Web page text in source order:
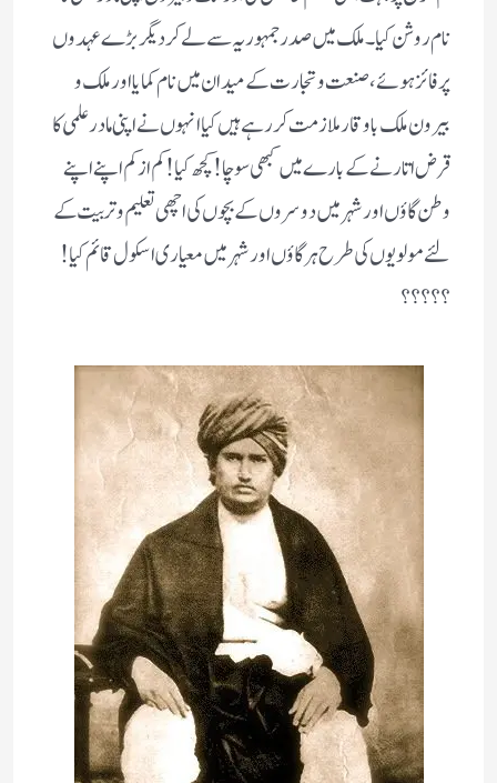
نام روشن کیا۔ ملک میں صدر جمہوریہ سے لے کر دیگر بڑے عہدوں
پر فائز ہوئے، صنعت و تجارت کے میدان میں نام کمایا اور ملک و
بیرون ملک باوقار ملازمت کر رہے ہیں کیا انہوں نے اپنی مادر علمی کا
قرض اتارنے کے بارے میں کبھی سوچا ! کچھ کیا ! کم ازکم اپنے اپنے
وطن گاؤں اور شہر میں دوسروں کے بچوں کی اچھی تعلیم وتربیت کے
لئے مولویوں کی طرح ہر گاؤں اور شہر میں معیاری اسکول قائم کیا !
؟؟؟؟؟